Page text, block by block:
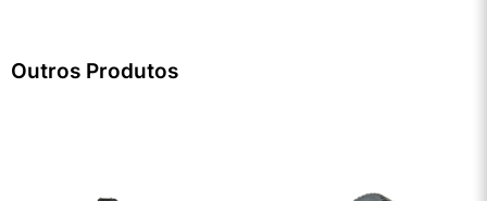
Outros Produtos